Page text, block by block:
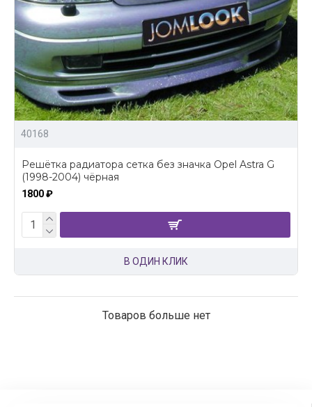
40168
Решётка радиатора сетка без значка Opel Astra G
(1998-2004) чёрная
1800 ₽
В ОДИН КЛИК
Товаров больше нет